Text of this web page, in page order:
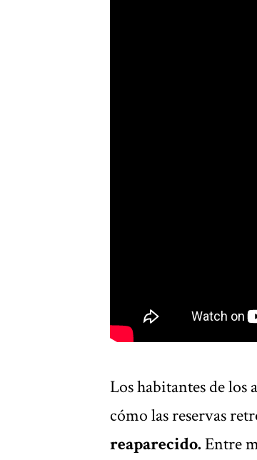
Los habitantes de
cómo las reservas
reaparecido.Entre